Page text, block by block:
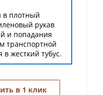
в плотный
рукав
и попадания
транспортной
жесткий тубус.
в 1 клик